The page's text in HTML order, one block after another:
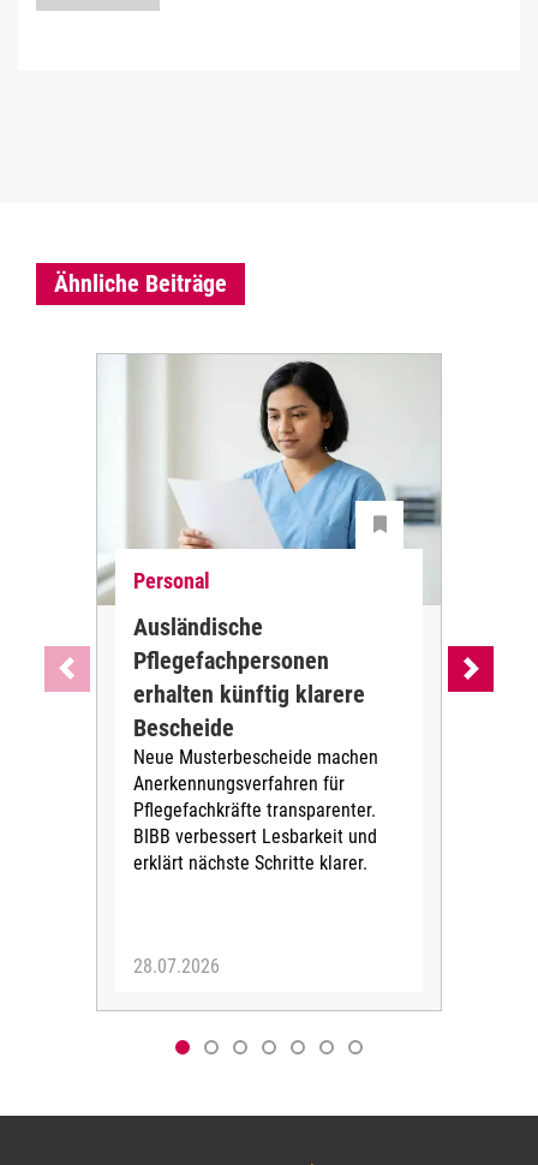
Ähnliche Beiträge
Personal
Ausländische
Pflegefachpersonen
erhalten künftig klarere
Bescheide
Neue Musterbescheide machen
Anerkennungsverfahren für
Pflegefachkräfte transparenter.
BIBB verbessert Lesbarkeit und
erklärt nächste Schritte klarer.
28.07.2026